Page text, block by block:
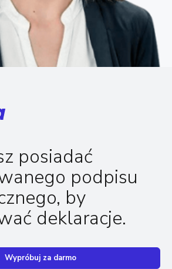
posiadać
podpisu
by
deklaracje.
Wypróbuj za darmo